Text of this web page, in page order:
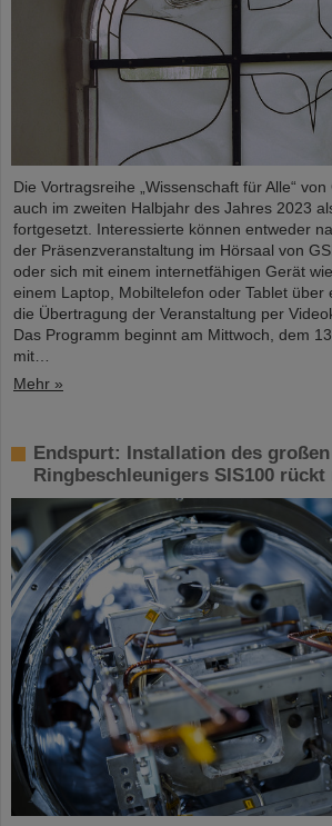
Die Vortragsreihe „Wissenschaft für Alle“
auch im zweiten Halbjahr des Jahres 2023
fortgesetzt. Interessierte können entweder
der Präsenzveranstaltung im Hörsaal von
oder sich mit einem internetfähigen Gerät
einem Laptop, Mobiltelefon oder Tablet über
die Übertragung der Veranstaltung per
Das Programm beginnt am Mittwoch, dem
mit…
Mehr »
Endspurt: Installation des großen
Ringbeschleunigers SIS100 rückt